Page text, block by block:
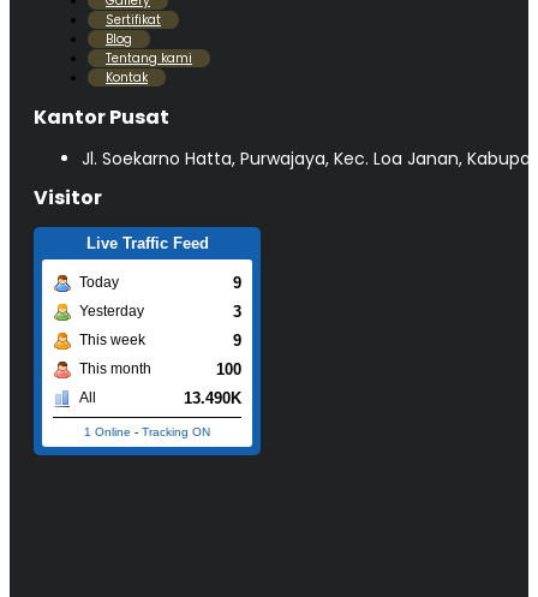
Sertifikat
Blog
Tentang kami
Kontak
Kantor Pusat
Jl. Soekarno Hatta, Purwajaya, Kec. Loa Janan,
Visitor
Live Traffic Feed
Today 9
Yesterday 3
This week 9
This month 100
All 13.490K
1 Online - Tracking ON